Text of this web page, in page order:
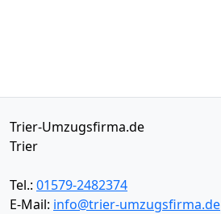
Trier-Umzugsfirma.de
Trier
Tel.: 01579-2482374
E-Mail: info@trier-umzugsfirma.de